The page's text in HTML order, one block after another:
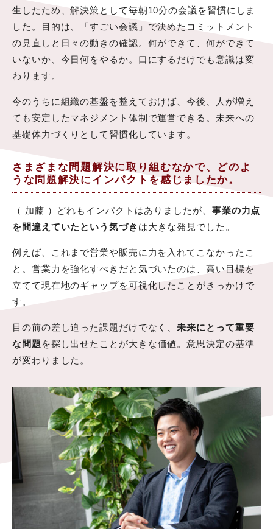
生したため、解決策として毎朝10分の会議を習慣にしま
した。目的は、「すごい会議」で決めたコミットメント
の見直しと日々の動きの確認。何ができて、何ができて
いないか、今日何をやるか。口にするだけでも意識は変
わります。
今のうちに組織の基盤を整えておけば、今後、人が増え
ても安定したマネジメント体制で運営できる。未来への
基礎体力づくりとして習慣化しています。
さまざまな問題解決に取り組むなかで、どのよ
うな問題解決にインパクトを感じましたか。
（ 加藤 ）どれもインパクトはありましたが、 事業の力点
を間違えていたという気づき は大きな発見でした。
例えば、これまで営業や販売に力を入れてこなかったこ
と。営業力を強化すべきだと気づいたのは、高い目標を
立てて現在地のギャップを可視化したことがきっかけで
す。
目の前の差し迫った課題だけでなく、未来にとって重要
な問題 を探し出せたことが大きな価値。意思決定の基準
が変わりました。